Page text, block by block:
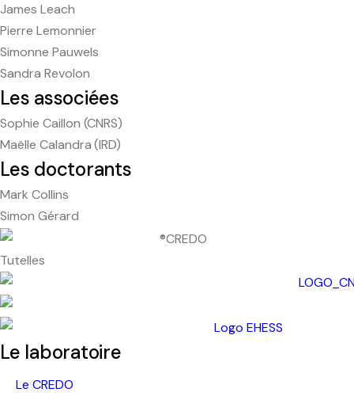
James Leach
Pierre Lemonnier
Simonne Pauwels
Sandra Revolon
Les associées
Sophie Caillon (CNRS)
Maëlle Calandra (IRD)
Les doctorants
Mark Collins
Simon Gérard
Tutelles
Le laboratoire
Le CREDO